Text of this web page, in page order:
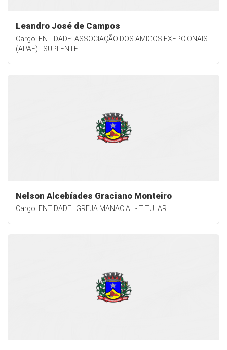
Leandro José de Campos
Cargo: ENTIDADE: ASSOCIAÇÃO DOS AMIGOS EXEPCIONAIS
(APAE) - SUPLENTE
Nelson Alcebíades Graciano Monteiro
Cargo: ENTIDADE: IGREJA MANACIAL - TITULAR